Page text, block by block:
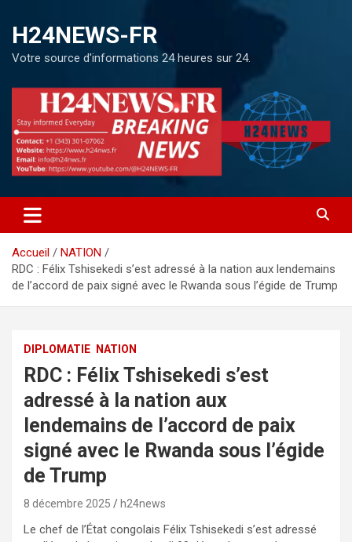
H24NEWS-FR
Votre source d'informations 24 heures sur 24.
Accueil
NATION
RDC : Félix Tshisekedi s’est adressé à la nation aux lendemains
de l’accord de paix signé avec le Rwanda sous l’égide de Trump
DIPLOMATIE NATION
RDC : Félix Tshisekedi s’est
adressé à la nation aux
lendemains de l’accord de paix
signé avec le Rwanda sous l’égide
de Trump
8 décembre 2025 h24news
Le chef de l’État congolais Félix Tshisekedi s’est adressé